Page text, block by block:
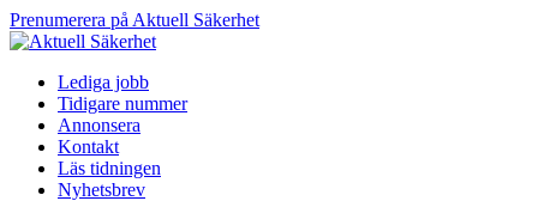
Prenumerera på Aktuell Säkerhet
Lediga jobb
Tidigare nummer
Annonsera
Kontakt
Läs tidningen
Nyhetsbrev